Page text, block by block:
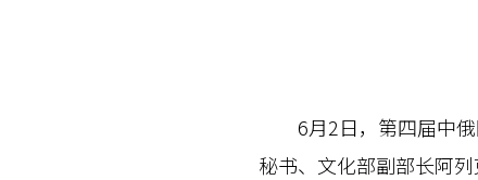
6月2日，第四届中俄
秘书、文化部副部长阿